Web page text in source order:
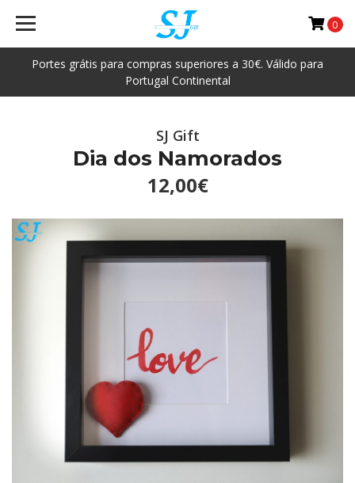
Portes grátis para compras superiores a 30€. Válido para
Portugal Continental
0
SJ Gift
Dia dos Namorados
12,00€